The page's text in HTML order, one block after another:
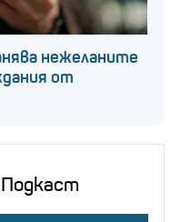
нежеланите
от